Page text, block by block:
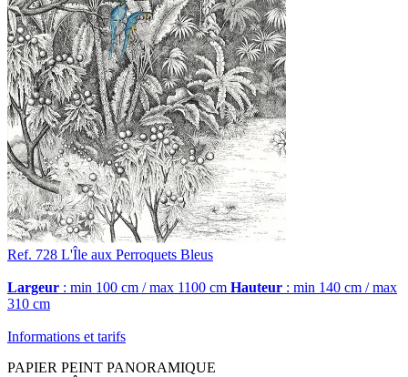
Ref. 728 L'Île aux Perroquets Bleus
Largeur : min 100 cm / max 1100 cm Hauteur : min 140 cm / max
310 cm
Informations et tarifs
PAPIER PEINT PANORAMIQUE